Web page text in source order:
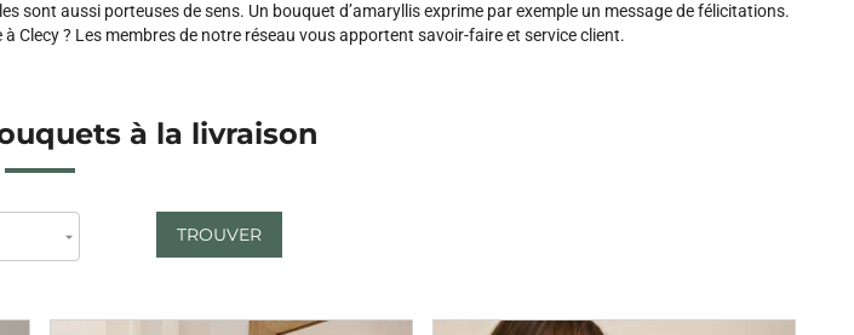
sont aussi porteuses de sens. Un bouquet d’amaryllis exprime par exemple un message de félicitations.
Clecy ? Les membres de notre réseau vous apportent savoir-faire et service client.
à la livraison
TROUVER